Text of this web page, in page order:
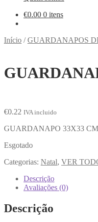
€0.00 0 itens
Início /GUARDANAPOS
€0.22 IVA incluido
GUARDANAPO 33X33 CM
Esgotado
Categorias: Natal, VER
Descrição
Avaliações (0)
Descrição